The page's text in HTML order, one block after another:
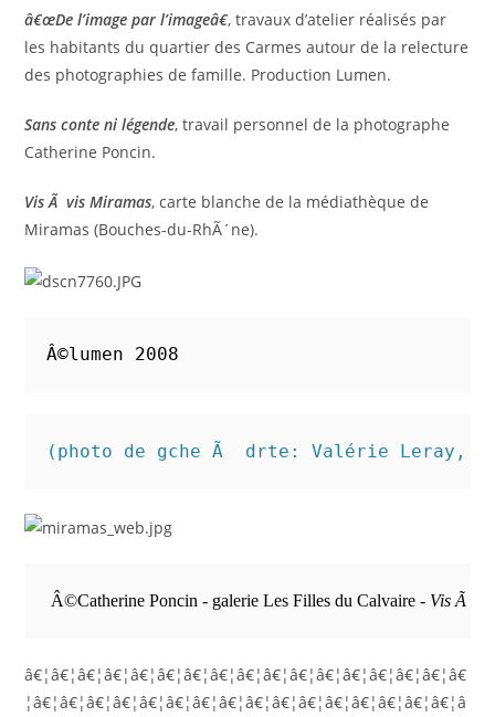
â€œDe l’image par l’imageâ€, travaux d’atelier réalisés par
les habitants du quartier des Carmes autour de la relecture
des photographies de famille. Production Lumen.
Sans conte ni légende, travail personnel de la photographe
Catherine Poncin.
Vis Ã vis Miramas, carte blanche de la médiathèque de
Miramas (Bouches-du-RhÃ´ne).
Â©lumen 2008
(photo de gche Ã  drte: Valérie Leray,
Â©Catherine Poncin - galerie Les Filles du Calvaire - Vis Ã
â€¦â€¦â€¦â€¦â€¦â€¦â€¦â€¦â€¦â€¦â€¦â€¦â€¦â€¦â€¦â€¦â€
¦â€¦â€¦â€¦â€¦â€¦â€¦â€¦â€¦â€¦â€¦â€¦â€¦â€¦â€¦â€¦â€¦â